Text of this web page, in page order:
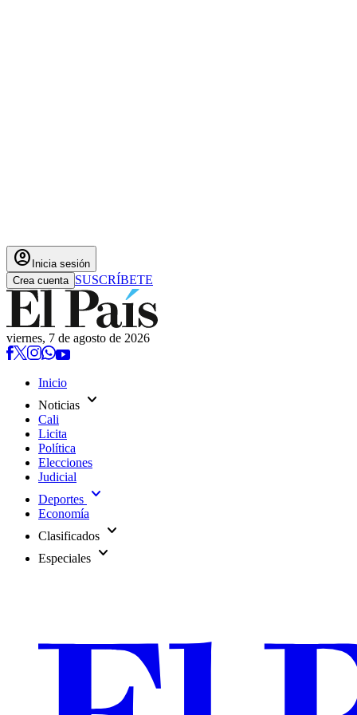
account_circle Inicia sesión
Crea cuenta SUSCRÍBETE
viernes, 7 de agosto de 2026
Inicio
Noticias expand_more
Cali
Licita
Política
Elecciones
Judicial
Deportes expand_more
Economía
Clasificados expand_more
Especiales expand_more